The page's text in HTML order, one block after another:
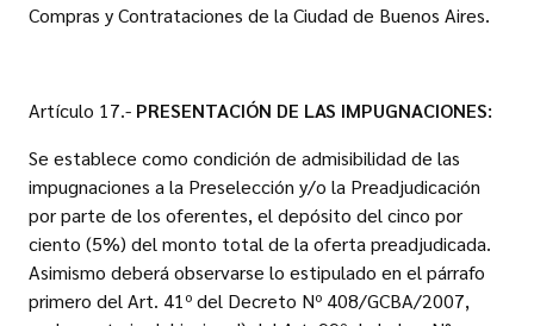
Compras y Contrataciones de la Ciudad de Buenos Aires.
Artículo 17.- PRESENTACIÓN DE LAS IMPUGNACIONES:
Se establece como condición de admisibilidad de las
impugnaciones a la Preselección y/o la Preadjudicación
por parte de los oferentes, el depósito del cinco por
ciento (5%) del monto total de la oferta preadjudicada.
Asimismo deberá observarse lo estipulado en el párrafo
primero del Art. 41º del Decreto Nº 408/GCBA/2007,